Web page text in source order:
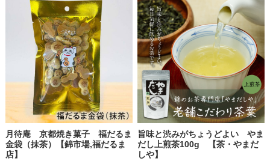
月待庵 京都焼き菓子 福だるま
金袋（抹茶）【錦市場,福だるま
店】
旨味と渋みがちょうどよい やま
だし上煎茶100g 【茶・やまだ
しや】